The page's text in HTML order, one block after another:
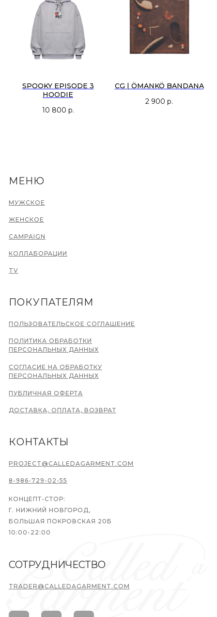
SPOOKY EPISODE 3
HOODIE
10 800 р.
CG | ÖMANKÖ BANDANA
2 900 р.
МУЖСКОЕ
ЖЕНСКОЕ
CAMPAIGN
КОЛЛАБОРАЦИИ
ПУБЛИЧНАЯ ОФЕРТА
СОГЛАСИЕ НА ОБРАБОТКУ
ПЕРСОНАЛЬНЫХ ДАННЫХ
ПОЛИТИКА ОБРАБОТКИ
ПЕРСОНАЛЬНЫХ ДАННЫХ
ПОЛЬЗОВАТЕЛЬСКОЕ СОГЛАШЕНИЕ
ДОСТАВКА, ОПЛАТА, ВОЗВРАТ
8-986-729-02-55
PROJECT@CALLEDAGARMENT.COM
МЕНЮ
ПОКУПАТЕЛЯМ
КОНТАКТЫ
TV
СОТРУДНИЧЕСТВО
TRADER@CALLEDAGARMENT.COM
КОНЦЕПТ-СТОР:
Г. НИЖНИЙ НОВГОРОД,
БОЛЬШАЯ ПОКРОВСКАЯ 20Б
10:00-22:00